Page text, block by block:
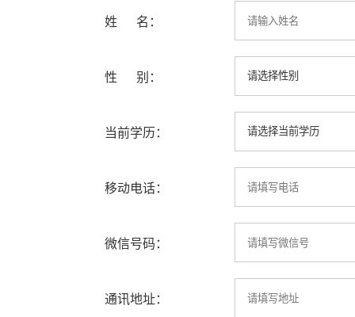
姓 名：
性 别：
当前学历：
移动电话：
微信号码：
通讯地址：